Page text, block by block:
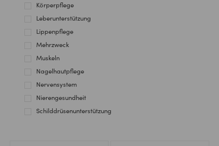
Körperpflege
Leberunterstützung
Lippenpflege
Mehrzweck
Muskeln
Nagelhautpflege
Nervensystem
Nierengesundheit
Schilddrüsenunterstützung